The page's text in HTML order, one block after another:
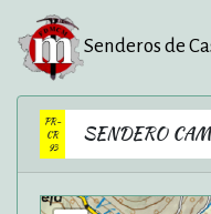
Senderos de
PR-
CR
93